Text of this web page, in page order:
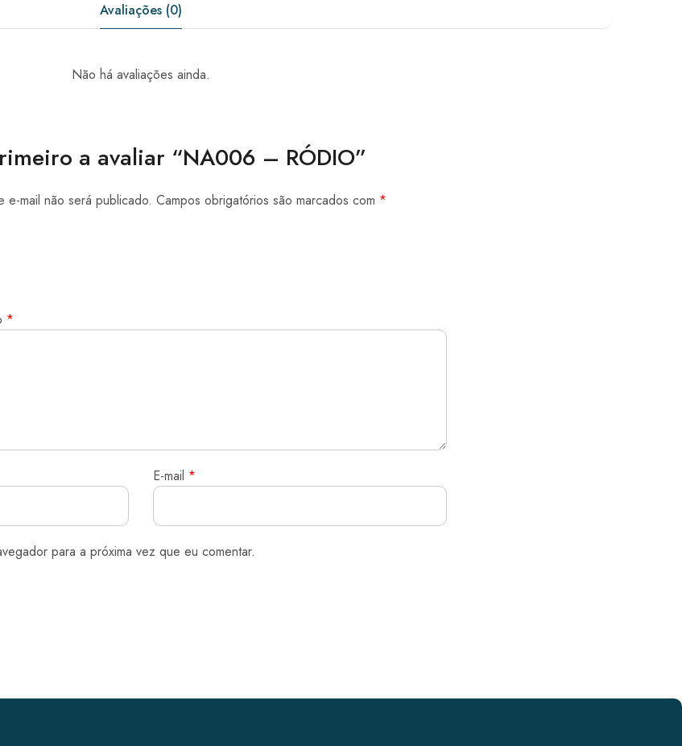
Avaliações (0)
Não há avaliações ainda.
a avaliar “NA006 – RÓDIO”
mail não será publicado. Campos obrigatórios são marcados com *
*
E-mail *
para a próxima vez que eu comentar.